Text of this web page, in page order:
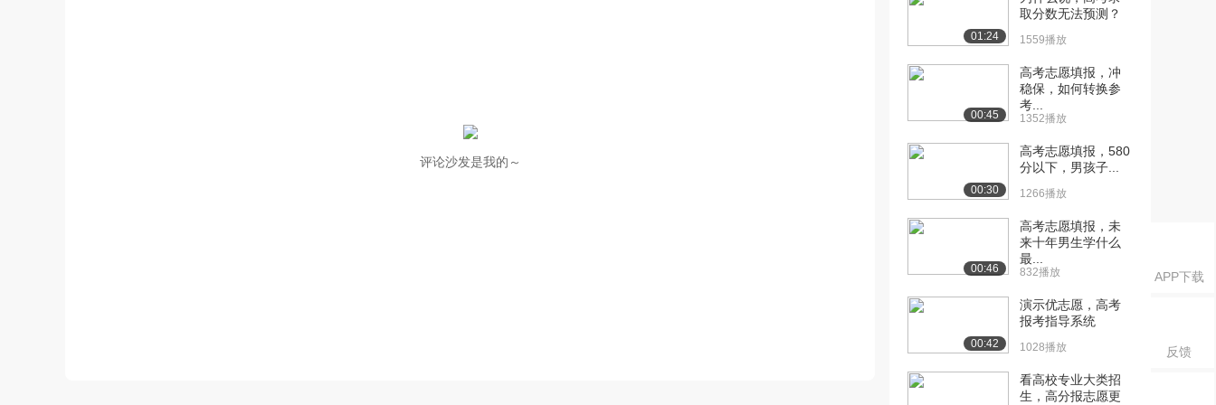
APP下载
反馈
评论沙发是我的～
01:24
取分数无法预测？
1559播放
00:45
高考志愿填报，冲
稳保，如何转换参
考...
1352播放
00:30
高考志愿填报，580
分以下，男孩子...
1266播放
00:46
高考志愿填报，未
来十年男生学什么
最...
832播放
00:42
演示优志愿，高考
报考指导系统
1028播放
看高校专业大类招
生，高分报志愿更